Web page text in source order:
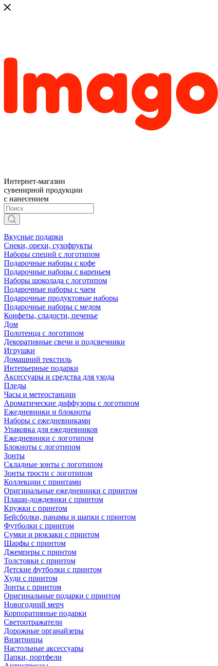
Интернет-магазин
сувенирной продукции
с нанесением
Вкусные подарки
Снеки, орехи, сухофрукты
Наборы специй с логотипом
Подарочные наборы с кофе
Подарочные наборы с вареньем
Наборы шоколада с логотипом
Подарочные наборы с чаем
Подарочные продуктовые наборы
Подарочные наборы с медом
Конфеты, сладости, печенье
Дом
Полотенца с логотипом
Декоративные свечи и подсвечники
Игрушки
Домашний текстиль
Интерьерные подарки
Аксессуары и средства для ухода
Пледы
Часы и метеостанции
Ароматические диффузоры с логотипом
Ежедневники и блокноты
Наборы с ежедневниками
Упаковка для ежедневников
Ежедневники с логотипом
Блокноты с логотипом
Зонты
Складные зонты с логотипом
Зонты трости с логотипом
Коллекции с принтами
Оригинальные ежедневники с принтом
Плащи-дождевики с принтом
Кружки с принтом
Бейсболки, панамы и шапки с принтом
Футболки с принтом
Сумки и рюкзаки с принтом
Шарфы с принтом
Джемперы с принтом
Толстовки с принтом
Детские футболки с принтом
Худи с принтом
Зонты с принтом
Оригинальные подарки с принтом
Новогодний мерч
Корпоративные подарки
Светоотражатели
Дорожные органайзеры
Визитницы
Настольные аксессуары
Папки, портфели